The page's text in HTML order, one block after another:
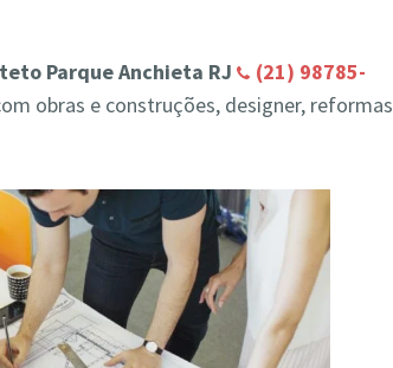
Parque Anchieta RJ
(21) 98785-
obras e construções, designer, reformas